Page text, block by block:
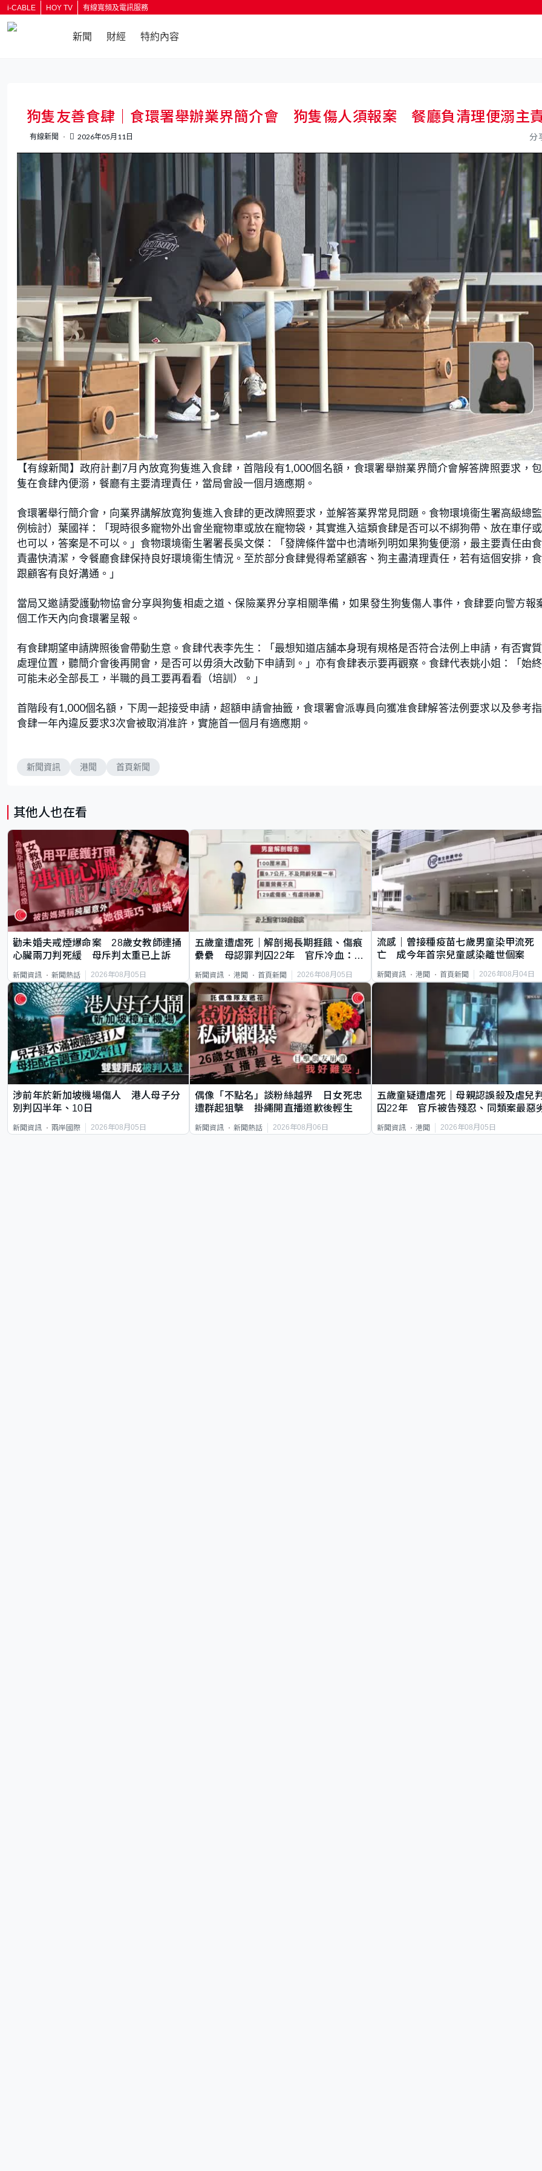
i-CABLE HOY TV 有線寬頻及電訊服務
新聞 財經 特約內容
狗隻友善食肆｜食環署舉辦業界簡介會 狗隻傷人須報案 餐廳負清理便溺主
有線新聞 2026年05月11日 分
【有線新聞】政府計劃7月內放寬狗隻進入食肆，首階段有1,000個名額，食環署舉辦業界簡介會解答牌照要求，
隻在食肆內便溺，餐廳有主要清理責任，當局會設一個月適應期。
食環署舉行簡介會，向業界講解放寬狗隻進入食肆的更改牌照要求，並解答業界常見問題。食物環境衞生署高級總
例檢討）葉國祥：「現時很多寵物外出會坐寵物車或放在寵物袋，其實進入這類食肆是否可以不綁狗帶、放在車仔
也可以，答案是不可以。」食物環境衞生署署長吳文傑：「發牌條件當中也清晰列明如果狗隻便溺，最主要責任由
責盡快清潔，令餐廳食肆保持良好環境衞生情況。至於部分食肆覺得希望顧客、狗主盡清理責任，若有這個安排，
跟顧客有良好溝通。」
當局又邀請愛護動物協會分享與狗隻相處之道、保險業界分享相關準備，如果發生狗隻傷人事件，食肆要向警方報
個工作天內向食環署呈報。
有食肆期望申請牌照後會帶動生意。食肆代表李先生：「最想知道店舖本身現有規格是否符合法例上申請，有否實
處理位置，聽簡介會後再開會，是否可以毋須大改動下申請到。」亦有食肆表示要再觀察。食肆代表姚小姐：「始
可能未必全部長工，半職的員工要再看看（培訓）。」
首階段有1,000個名額，下周一起接受申請，超額申請會抽籤，食環署會派專員向獲准食肆解答法例要求以及參考
食肆一年內違反要求3次會被取消准許，實施首一個月有適應期。
新聞資訊 港聞 首頁新聞
其他人也在看
勸未婚夫戒煙爆命案 28歲女教師連捅
心臟兩刀判死緩 母斥判太重已上訴
新聞資訊 新聞熱話 2026年08月05日
五歲童遭虐死｜解剖揭長期捱餓、傷痕
纍纍 母認罪判囚22年 官斥冷血：同
新聞資訊 港聞 首頁新聞 2026年08月05日
流感｜曾接種疫苗七歲男童染甲流死
亡 成今年首宗兒童感染離世個案
新聞資訊 港聞 首頁新聞 2026年08月04日
涉前年於新加坡機場傷人 港人母子分
別判囚半年、10日
新聞資訊 兩岸國際 2026年08月05日
偶像「不點名」談粉絲越界 日女死忠
遭群起狙擊 掛繩開直播道歉後輕生
新聞資訊 新聞熱話 2026年08月06日
五歲童疑遭虐死｜母親認誤殺及虐兒
囚22年 官斥被告殘忍、同類案最惡
新聞資訊 港聞 2026年08月05日